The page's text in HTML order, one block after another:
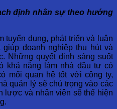
định nhân sự theo hướng
tuyển dụng, phát triển và luân
doanh nghiệp thu hút và
Những quyết định sáng suốt
khả năng làm nhà đầu tư có
mối quan hệ tốt với công ty,
quản lý sẽ chú trọng vào các
lược và nhân viên sẽ thể hiện